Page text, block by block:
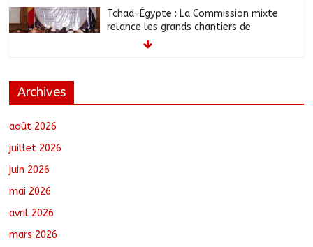
Tchad–Égypte : La Commission mixte
relance les grands chantiers de
coopération
les progrès du Tchad en matière de
Archives
août 2026
juillet 2026
juin 2026
mai 2026
avril 2026
mars 2026